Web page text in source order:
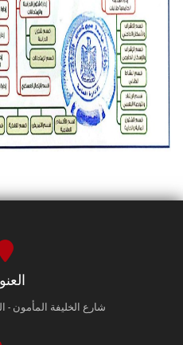
شارع الخليفة المأمون -